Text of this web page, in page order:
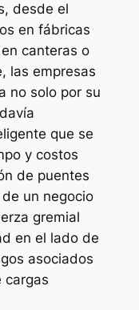
desde el
en fábricas
canteras o
las empresas
no solo por su
que se
y costos
de puentes
un negocio
gremial
en el lado de
asociados
cargas